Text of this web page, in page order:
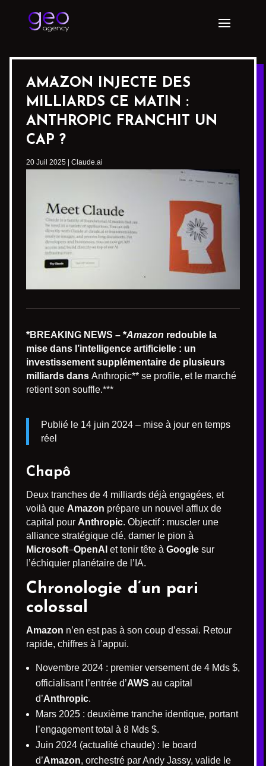
AMAZON INJECTE DES
MILLIARDS CE MATIN :
ANTHROPIC FRANCHIT UN
CAP ?
20 Juil 2025 Claude.ai
*BREAKING NEWS – *Amazon redouble la
mise dans l’intelligence artificielle : un
investissement supplémentaire de plusieurs
milliards dans Anthropic** se profile, et le marché
retient son souffle.***
Publié le 14 juin 2024 – mise à jour en temps
réel
Chapô
Deux tranches de 4 milliards déjà engagées, et
voilà que Amazon prépare un nouvel afflux de
capital pour Anthropic. Objectif : muscler une
alliance stratégique clé, damer le pion à
Microsoft–OpenAI et tenir tête à Google sur
l’échiquier planétaire de l’IA.
Chronologie d’un pari
colossal
Amazon n’en est pas à son coup d’essai. Retour
rapide, chiffres à l’appui.
Novembre 2024 : premier versement de 4 Mds $,
officialisant l’entrée d’AWS au capital
d’Anthropic.
Mars 2025 : deuxième tranche identique, portant
l’engagement total à 8 Mds $.
Juin 2024 (actualité chaude) : le board
d’Amazon, orchestré par Andy Jassy, valide le